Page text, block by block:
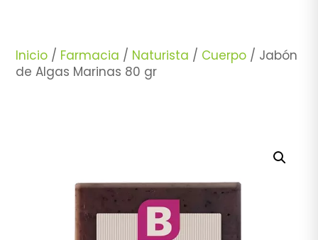
Inicio / Farmacia / Naturista / Cuerpo / Jabón
de Algas Marinas 80 gr